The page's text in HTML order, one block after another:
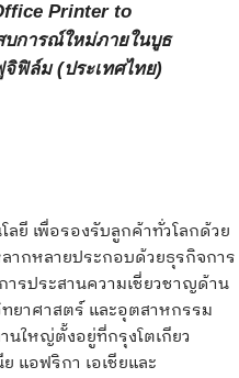
Printer to
บการณ์ใหม่ภายในบูธ
ฟิล์ม (ประเทศไทย)
ยี เพื่อรองรับลูกค้าทั่วโลกด้วย
ากหลายประกอบด้วยธุรกิจการ
รประสานความเชี่ยวชาญด้าน
ยาศาสตร์ และอุตสาหกรรม
ใหญ่ตั้งอยู่ที่กรุงโตเกียว
แอฟริกา เอเชียและ